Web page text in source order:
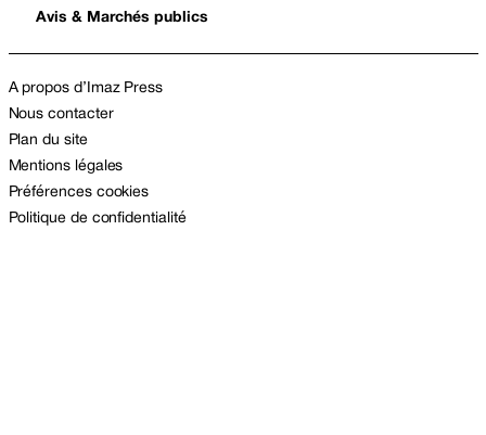
Avis & Marchés publics
A propos d’Imaz Press
Nous contacter
Plan du site
Mentions légales
Préférences cookies
Politique de confidentialité